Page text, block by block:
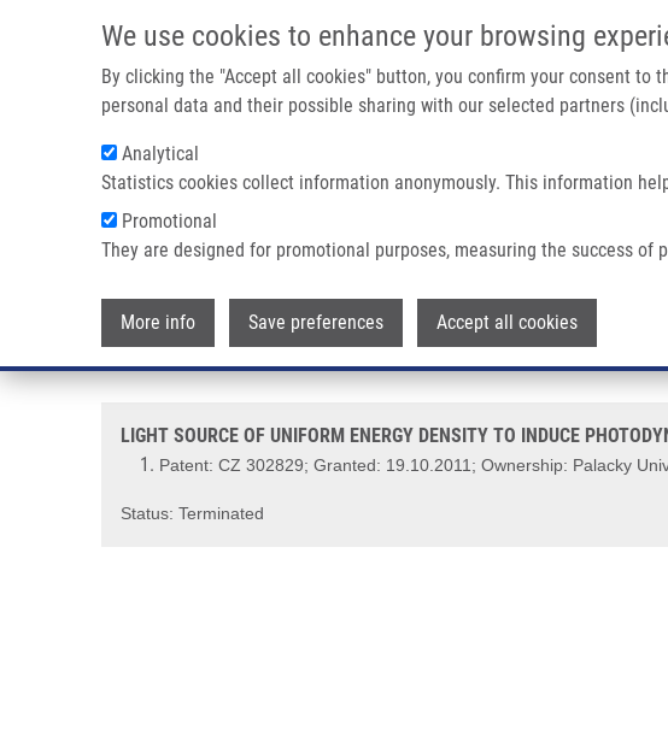
We use cookies to enhance your browsing
By clicking the "Accept all cookies" button, you confirm your consent to
personal data and their possible sharing with our selected partners
Analytical
Statistics cookies collect information anonymously. This information
Promotional
They are designed for promotional purposes, measuring the success of
More info Save preferences Accept all cookies
Main
Drobečková navigace
Domů LIGHT SOURCE OF UNIFORM ENERGY DENSITY TO INDUCE
LIGHT SOURCE OF UNIFORM ENERGY
CELLS (Bajgar)
LIGHT SOURCE OF UNIFORM ENERGY DENSITY TO INDUCE
Patent: CZ 302829; Granted: 19.10.2011; Ownership: Palacky
Status: Terminated